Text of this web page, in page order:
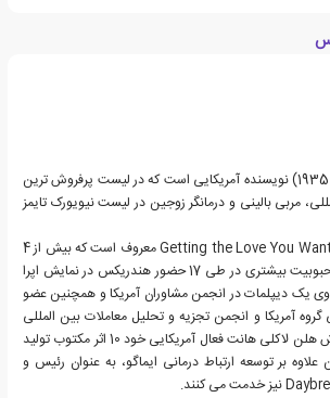
هارویل هندریکس (متولد 1935) نویسنده آمریکایی است که در لیست پرفروش ترین
مربی بالینی و درمانگر زوجین در لیست نیویورک تایمز
هندریکس بیشتر با کتاب Getting the Love You Want معروف است که بیش از 4
میلیون نسخه فروش و محبوبیت بیشتری در طی 17 حضور هندریکس در نمایش اپرا
یک دیپلمات در انجمن مشاوران آمریکا و همچنین عضو
گروه آمریكا و انجمن تجزیه و تحلیل معاملات بین المللی
است و با مشاركت همسرش هلن لاكلی هانت فعال آمریكایی خود 10 اثر مكتوب تولید
بر توسعه ارتباط درمانی ایماگو، به عنوان رئیس و